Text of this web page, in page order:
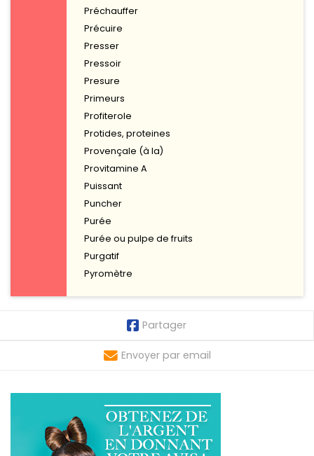
Préchauffer
Précuire
Presser
Pressoir
Presure
Primeurs
Profiterole
Protides, proteines
Provençale (à la)
Provitamine A
Puissant
Puncher
Purée
Purée ou pulpe de fruits
Purgatif
Pyromètre
Partager
Envoyer par email